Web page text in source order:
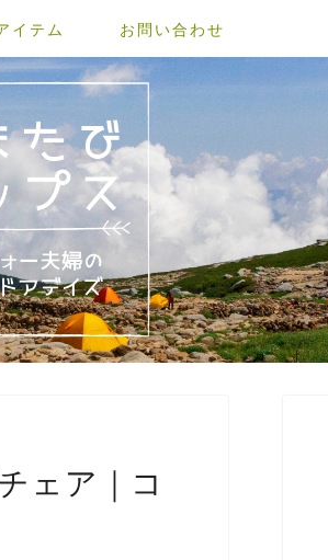
イテム お問い合わせ
ェア｜コ